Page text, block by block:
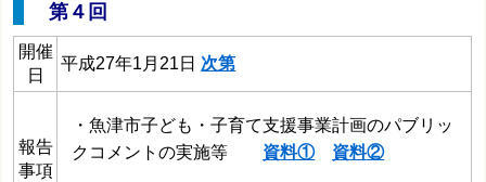
第４回
開催
日
平成27年1月21日 次第
報告
事項
・魚津市子ども・子育て支援事業計画のパブリッ
クコメントの実施等
資料① 資料②